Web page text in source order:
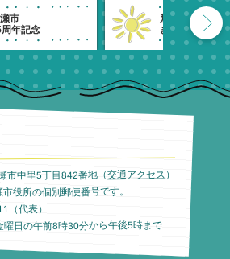
市
年記念
魅力発信！
きよせのーと。
中里5丁目842番地（交通アクセス ）
役所の個別郵便番号です。
（代表）
日の午前8時30分から午後5時まで